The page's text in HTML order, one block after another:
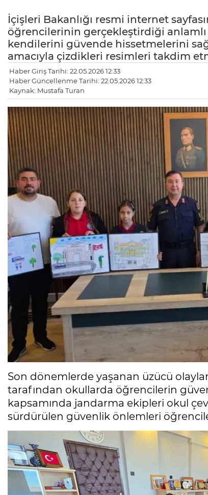
İçişleri Bakanlığı resmi internet
öğrencilerinin gerçekleştirdiği anlamlı
kendilerini güvende hissetmelerini
amacıyla çizdikleri resimleri takdim
Haber Giriş Tarihi: 22.05.2026 12:33
Haber Güncellenme Tarihi: 22.05.2026 12:33
Kaynak: Mustafa Turan
Son dönemlerde yaşanan üzücü
tarafından okullarda öğrencilerin
kapsamında jandarma ekipleri okul
sürdürülen güvenlik önlemleri